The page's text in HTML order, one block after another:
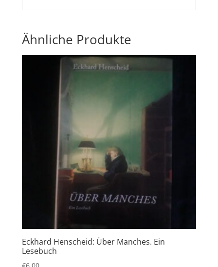
Ähnliche Produkte
Eckhard Henscheid: Über Manches. Ein
Lesebuch